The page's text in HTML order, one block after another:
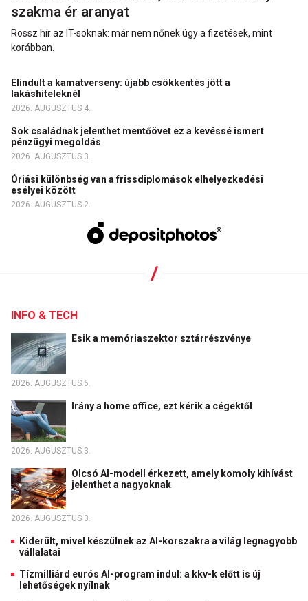
szakma ér aranyat
Rossz hír az IT-soknak: már nem nőnek úgy a fizetések, mint
korábban.
Elindult a kamatverseny: újabb csökkentés jött a
lakáshiteleknél
2026. AUGUSZTUS 4.
Sok családnak jelenthet mentőövet ez a kevéssé ismert
pénzügyi megoldás
2026. AUGUSZTUS 3.
Óriási különbség van a frissdiplomások elhelyezkedési
esélyei között
2026. AUGUSZTUS 2.
INFO & TECH
Esik a memóriaszektor sztárrészvénye
2026. AUGUSZTUS 6.
Irány a home office, ezt kérik a cégektől
2026. AUGUSZTUS 3.
Olcsó AI-modell érkezett, amely komoly kihívást
jelenthet a nagyoknak
2026. AUGUSZTUS 3.
Kiderült, mivel készülnek az AI-korszakra a világ legnagyobb
vállalatai
Tízmilliárd eurós AI-program indul: a kkv-k előtt is új
lehetőségek nyílnak